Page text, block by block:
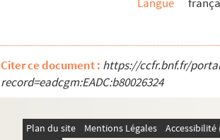
Citer ce document : https://ccfr.bnf.fr/
record=eadcgm:EADC:b80026324
Plan du site Mentions Légales